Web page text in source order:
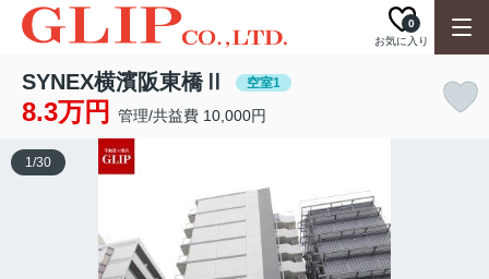
お気に入り
0
SYNEX横濱阪東橋Ⅱ 空室1
8.3万円 管理/共益費 10,000円
1/30